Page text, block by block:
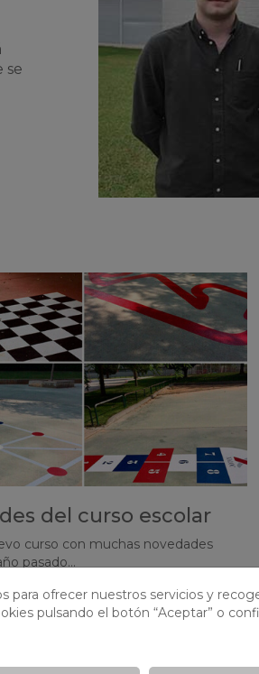
se
del curso escolar
curso con muchas novedades
pasado...
para ofrecer nuestros servicios y
pulsando el botón “Aceptar” o